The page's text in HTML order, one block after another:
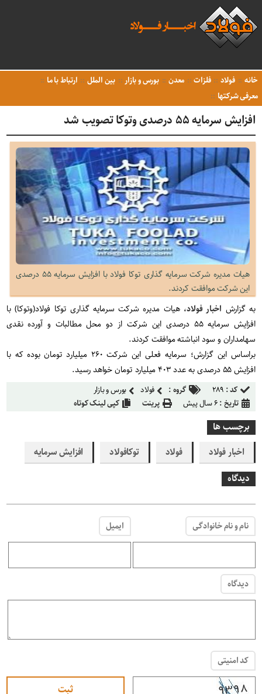
خانه فولاد فلزات معدن بورس و بازار بین الملل
ارتباط با ما
معرفی شرکتها
افزایش سرمایه ۵۵ درصدی وتوکا تصویب شد
هیات مدیره شرکت سرمایه گذاری توکا فولاد با افزایش سرمایه ۵۵ درصدی
این شرکت موافقت کردند.
به گزارش اخبار فولاد، هیات مدیره شرکت سرمایه گذاری توکا فولاد(وتوکا) با
افزایش سرمایه ۵۵ درصدی این شرکت از دو محل مطالبات و آورده نقدی
سهامداران و سود انباشته موافقت کردند.
براساس این گزارش؛ سرمایه فعلی این شرکت ۲۶۰ میلیارد تومان بوده که با
افزایش ۵۵ درصدی به عدد ۴۰۳ میلیارد تومان خواهد رسید.
کد : ۲۸۹ گروه : فولاد
بورس و بازار
تاریخ :۶ سال پیش پرینت کپی لینک کوتاه
برچسب ها
اخبار فولاد
فولاد توکافولاد
افزایش سرمایه
دیدگاه
نام و نام خانوادگی ایمیل
دیدگاه
کد امنیتی